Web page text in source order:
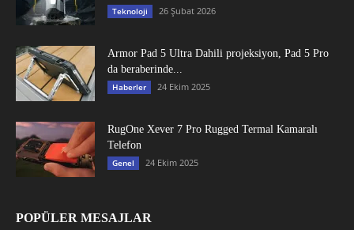
Teknoloji 26 Şubat 2026
Armor Pad 5 Ultra Dahili projeksiyon, Pad 5 Pro
da beraberinde...
Haberler 24 Ekim 2025
RugOne Xever 7 Pro Rugged Termal Kamaralı
Telefon
Genel 24 Ekim 2025
POPÜLER MESAJLAR